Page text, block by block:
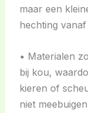
maar een
hechting
• Materialen
bij kou,
kieren of
niet